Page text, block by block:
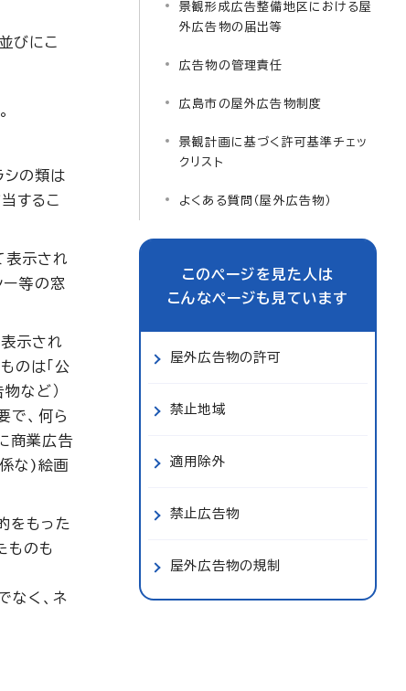
びにこ
シの類は
するこ
表示され
ー等の窓
示され
のは「公
など）
で、何ら
商業広告
な)絵画
をもった
ものも
なく、ネ
景観形成広告整備地区における屋
外広告物の届出等
広告物の管理責任
広島市の屋外広告物制度
景観計画に基づく許可基準チェッ
クリスト
よくある質問（屋外広告物）
このページを見た人は
こんなページも見ています
屋外広告物の許可
禁止地域
適用除外
禁止広告物
屋外広告物の規制